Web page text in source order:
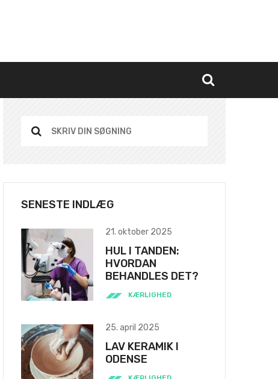
SENESTE INDLÆG
21. oktober 2025
HUL I TANDEN:
HVORDAN
BEHANDLES DET?
KÆRLIGHED
25. april 2025
LAV KERAMIK I
ODENSE